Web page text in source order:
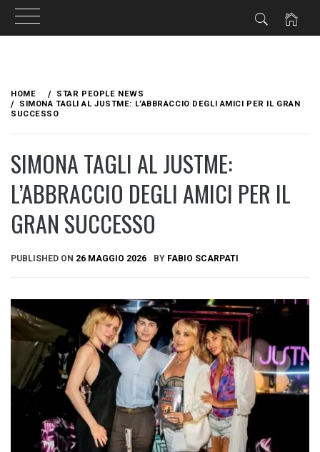
content
HOME
STAR PEOPLE NEWS
SIMONA TAGLI AL JUSTME: L’ABBRACCIO DEGLI AMICI PER IL GRAN
SUCCESSO
SIMONA TAGLI AL JUSTME:
L’ABBRACCIO DEGLI AMICI PER IL
GRAN SUCCESSO
PUBLISHED ON 26 MAGGIO 2026 BY FABIO SCARPATI